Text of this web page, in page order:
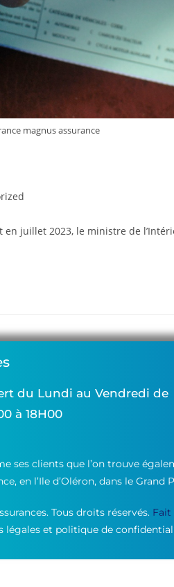
magnus assurance
juillet 2023, le ministre de
du Lundi au Vendredi de
à 18H00
ses clients que l’on trouve
en l’Ile d’Oléron, dans le Grand
Tous droits réservés.Fait
légales et politique de